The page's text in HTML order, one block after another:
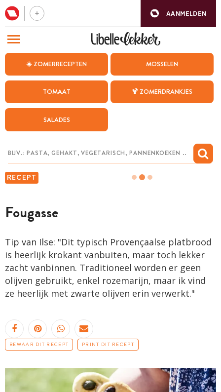
AANMELDEN
☀️ ZOMERRECEPTEN MOSSELEN
TOMAAT 🍹 ZOMERDRANKJES
SALADES
RECEPT
Fougasse
Tip van Ilse: "Dit typisch Provençaalse platbrood
is heerlijk krokant vanbuiten, maar toch lekker
zacht vanbinnen. Traditioneel worden er geen
olijven gebruikt, enkel rozemarijn, maar ik vind
ze heerlijk met zwarte olijven erin verwerkt."
BEWAAR DIT RECEPT PRINT DIT RECEPT
BEZOEK ONZE ANDERE WEBSITES
WEEKMENU
CHAT MET MAIA
MIJN BEWAARDE RECEPTEN